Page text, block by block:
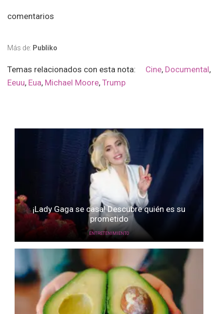
comentarios
Más de: Publiko
Temas relacionados con esta nota: Cine, Documental,
Eeuu, Eua, Michael Moore, Trump
¡Lady Gaga se casa! Descubre quién es su
prometido
ENTRETENIMIENTO